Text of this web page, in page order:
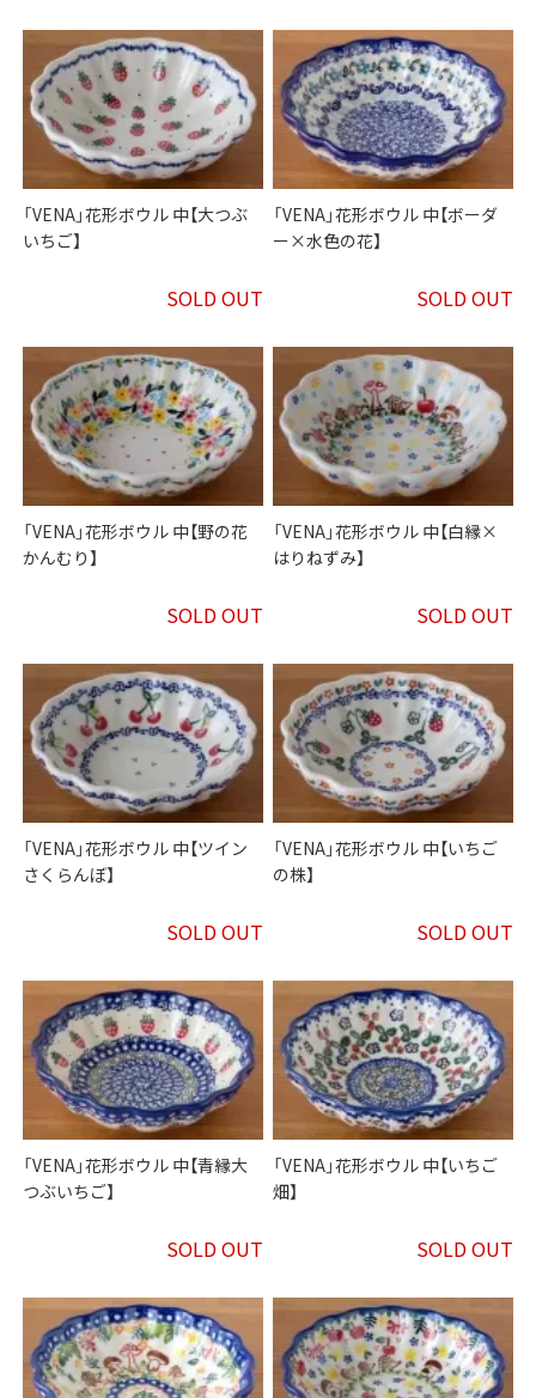
「VENA」花形ボウル 中【大つぶ
いちご】
SOLD OUT
「VENA」花形ボウル 中【ボーダ
ー×水色の花】
SOLD OUT
「VENA」花形ボウル 中【野の花
かんむり】
SOLD OUT
「VENA」花形ボウル 中【白縁×
はりねずみ】
SOLD OUT
「VENA」花形ボウル 中【ツイン
さくらんぼ】
SOLD OUT
「VENA」花形ボウル 中【いちご
の株】
SOLD OUT
「VENA」花形ボウル 中【青縁大
つぶいちご】
SOLD OUT
「VENA」花形ボウル 中【いちご
畑】
SOLD OUT